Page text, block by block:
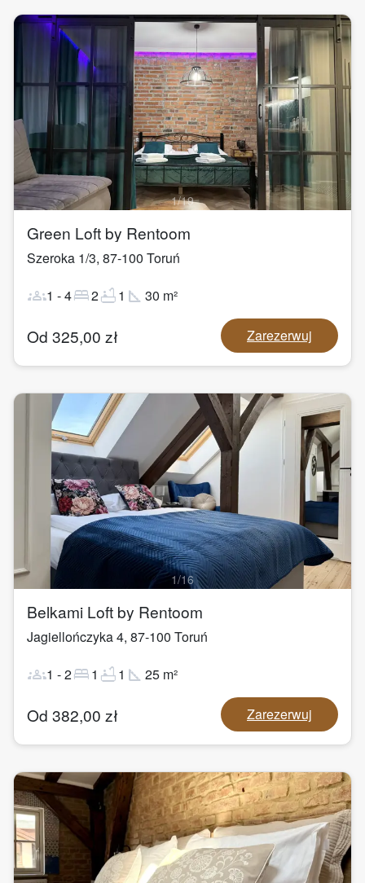
1/19
Green Loft by Rentoom
Szeroka 1/3, 87-100 Toruń
groups1 -4bed2bathtub1 square_foot 30 m²
Od 325,00 zł Zarezerwuj
1/16
Belkami Loft by Rentoom
Jagiellończyka 4, 87-100 Toruń
groups1 -2bed1 bathtub1 square_foot 25 m²
Od 382,00 zł Zarezerwuj